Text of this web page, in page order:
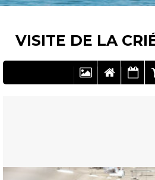
VISITE DE LA